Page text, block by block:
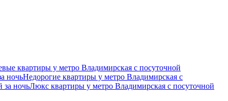
квартиры у метро Владимирская c посуточной
ночьНедорогие квартиры у метро Владимирская c
за ночьЛюкс квартиры у метро Владимирская c посуточной